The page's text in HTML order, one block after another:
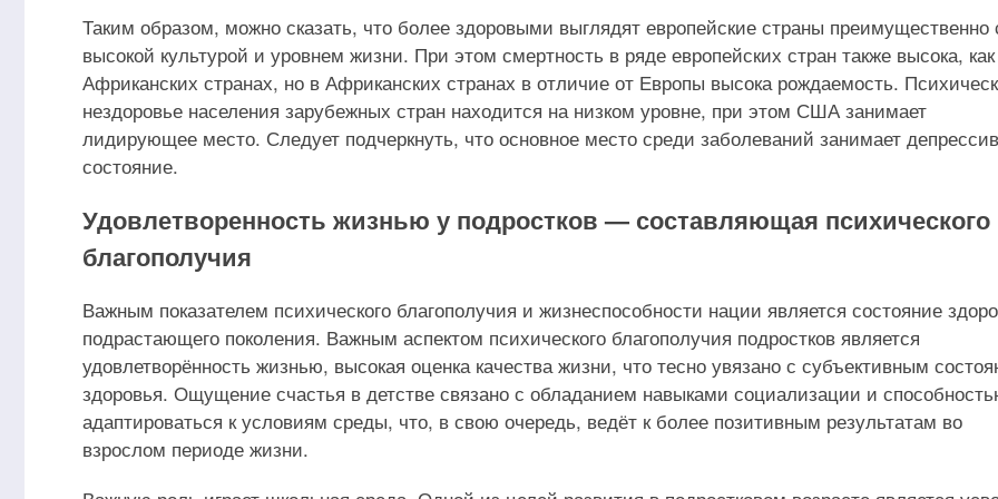
Таким образом, можно сказать, что более здоровыми выглядят европейские страны преимущественно
высокой культурой и уровнем жизни. При этом смертность в ряде европейских стран также высока,
Африканских странах, но в Африканских странах в отличие от Европы высока рождаемость.
нездоровье населения зарубежных стран находится на низком уровне, при этом США занимает
лидирующее место. Следует подчеркнуть, что основное место среди заболеваний занимает
состояние.
Удовлетворенность жизнью у подростков — составляющая психического
благополучия
Важным показателем психического благополучия и жизнеспособности нации является состояние
подрастающего поколения. Важным аспектом психического благополучия подростков является
удовлетворённость жизнью, высокая оценка качества жизни, что тесно увязано с субъективным
здоровья. Ощущение счастья в детстве связано с обладанием навыками социализации и
адаптироваться к условиям среды, что, в свою очередь, ведёт к более позитивным результатам во
взрослом периоде жизни.